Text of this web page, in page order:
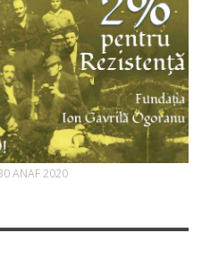
ANAF 2020